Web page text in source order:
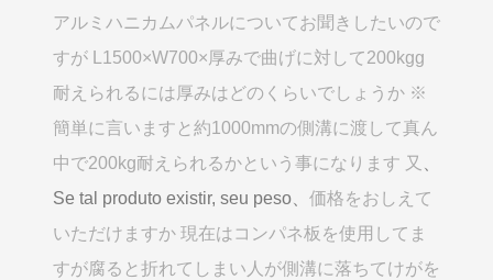
アルミハニカムパネルについてお聞きしたいので
すが L1500×W700×厚みで曲げに対して200kgg
耐えられるには厚みはどのくらいでしょうか ※
簡単に言いますと約1000mmの側溝に渡して真ん
中で200kg耐えられるかという事になります 又
Se tal produto existir, seu peso、 価格をおしえて
いただけますか 現在はコンパネ板を使用してま
すが腐ると折れてしまい人が側溝に落ちてけがを